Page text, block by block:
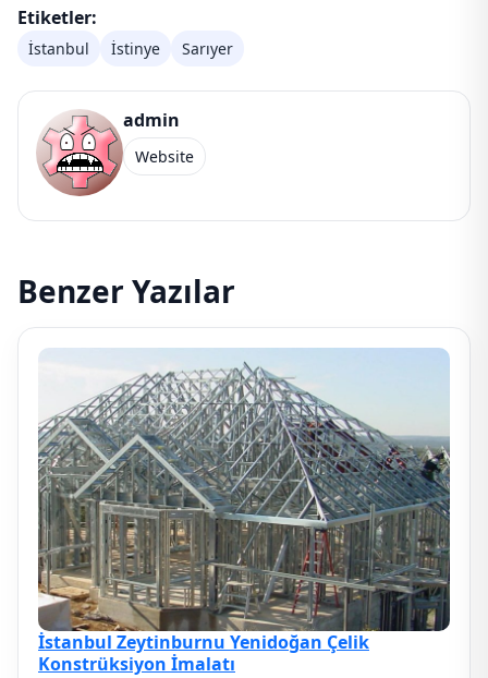
Etiketler:
İstanbul İstinye Sarıyer
admin
Website
Benzer Yazılar
İstanbul Zeytinburnu Yenidoğan Çelik
Konstrüksiyon İmalatı